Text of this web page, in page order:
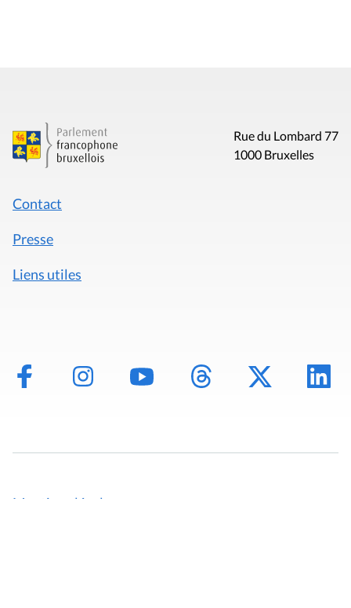
Rue du Lombard 77
1000 Bruxelles
Contact
Presse
Liens utiles
Mentions légales